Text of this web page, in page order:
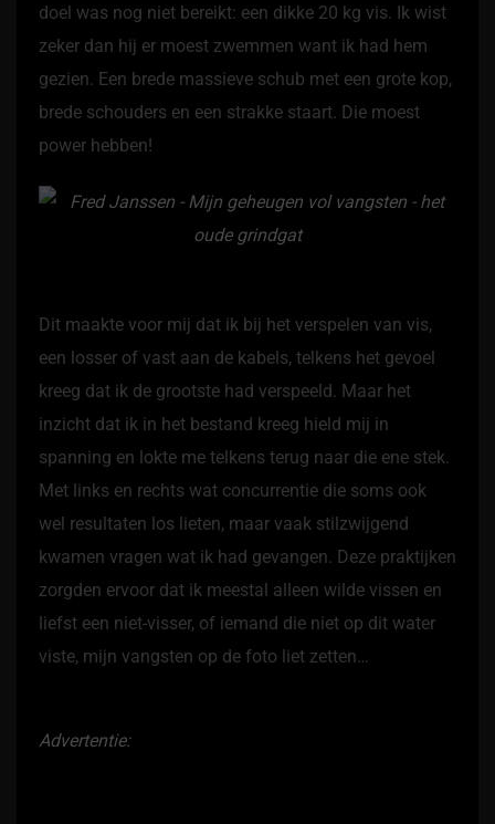
doel was nog niet bereikt: een dikke 20 kg vis. Ik wist
zeker dan hij er moest zwemmen want ik had hem
gezien. Een brede massieve schub met een grote kop,
brede schouders en een strakke staart. Die moest
power hebben!
Dit maakte voor mij dat ik bij het verspelen van vis,
een losser of vast aan de kabels, telkens het gevoel
kreeg dat ik de grootste had verspeeld. Maar het
inzicht dat ik in het bestand kreeg hield mij in
spanning en lokte me telkens terug naar die ene stek.
Met links en rechts wat concurrentie die soms ook
wel resultaten los lieten, maar vaak stilzwijgend
kwamen vragen wat ik had gevangen. Deze praktijken
zorgden ervoor dat ik meestal alleen wilde vissen en
liefst een niet-visser, of iemand die niet op dit water
viste, mijn vangsten op de foto liet zetten…
Advertentie: